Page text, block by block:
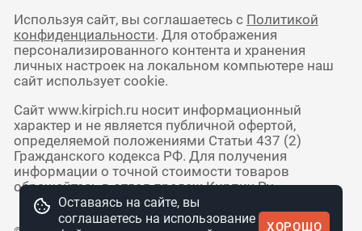
Используя сайт, вы соглашаетесь с Политикой
конфиденциальности. Для отображения
персонализированного контента и хранения
личных настроек на локальном компьютере наш
сайт использует cookie.
Сайт www.kirpich.ru носит информационный
характер и не является публичной офертой,
определяемой положениями Статьи 437 (2)
Гражданского кодекса РФ. Для получения
информации о точной стоимости товаров
обращайтесь в отдел продаж Кирпич Ру.
Оставаясь на сайте, вы
соглашаетесь на использование
ХОРОШО